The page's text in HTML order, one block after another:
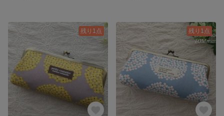
残り1点 残り1点